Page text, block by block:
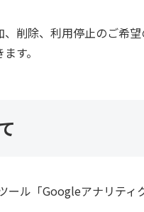
削除、利用停止のご希
す。
ル「Googleアナリティ